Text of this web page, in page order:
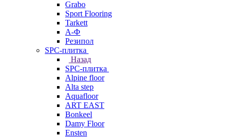
Grabo
Sport Flooring
Tarkett
А-Ф
Резипол
SPC-плитка
Назад
SPC-плитка
Alpine floor
Alta step
Aquafloor
ART EAST
Bonkeel
Damy Floor
Ensten